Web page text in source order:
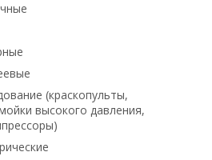
(краскопульты,
высокого давления,